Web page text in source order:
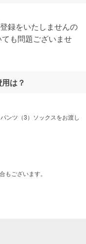
録をいたしませんの
も問題ございませ
は？
ンツ（3）ソックスをお渡し
もございます。